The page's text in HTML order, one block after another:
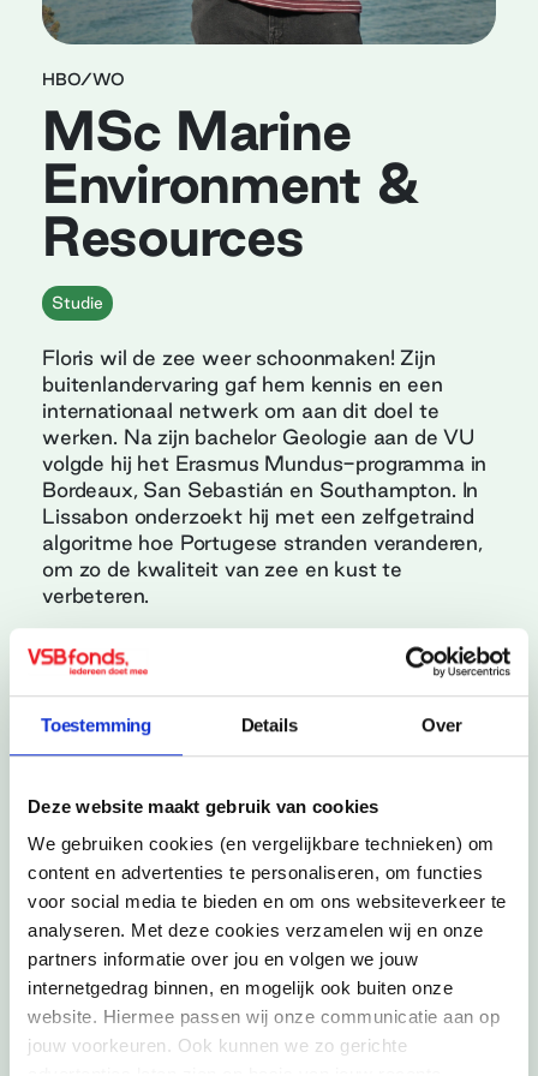
Toestemming Details Over
Deze website maakt gebruik van cookies
We gebruiken cookies (en vergelijkbare technieken) om
content en advertenties te personaliseren, om functies
voor social media te bieden en om ons websiteverkeer te
analyseren. Met deze cookies verzamelen wij en onze
partners informatie over jou en volgen we jouw
internetgedrag binnen, en mogelijk ook buiten onze
website. Hiermee passen wij onze communicatie aan op
jouw voorkeuren. Ook kunnen we zo gerichte
HBO/WO
MSc Marine
Environment &
Resources
Studie
Floris wil de zee weer schoonmaken! Zijn
buitenlandervaring gaf hem kennis en een
internationaal netwerk om aan dit doel te
werken. Na zijn bachelor Geologie aan de VU
volgde hij het Erasmus Mundus-programma in
Bordeaux, San Sebastián en Southampton. In
Lissabon onderzoekt hij met een zelfgetraind
algoritme hoe Portugese stranden veranderen,
om zo de kwaliteit van zee en kust te
verbeteren.
Land, stad
Portugal, Lissabon
Buitenlandse activiteit
Jaar
2017
Schrijf je in voor onze
nieuwsbrief
Ontvang onze nieuwsbrief, vol inspiratie en